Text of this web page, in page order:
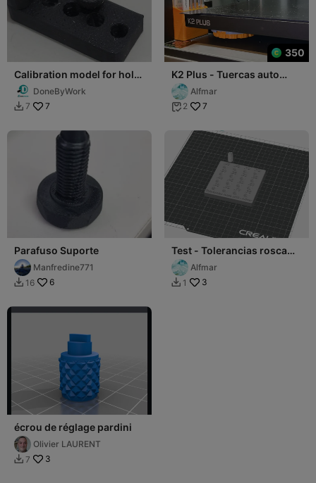
Calibration model for hole
and thread (M3 and 3mm
version)
DoneByWork
 7 7
350
K2 Plus - Tuercas auto
fijación ajuste placa
impresión
Alfmar
 2 7
Parafuso Suporte
Manfredine771
 16 6
Test - Tolerancias rosca
M10 Alfmar
 1 3
écrou de réglage pardini
Olivier LAURENT
 7 3